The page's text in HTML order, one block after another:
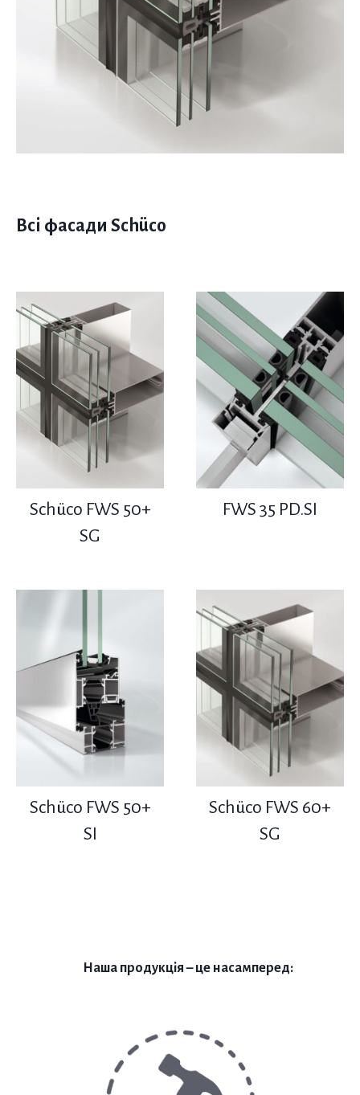
Всі фасади Schüco
Schüco FWS 50+
SG
FWS 35 PD.SI
Schüco FWS 50+
SI
Schüco FWS 60+
SG
Наша продукція – це насамперед: